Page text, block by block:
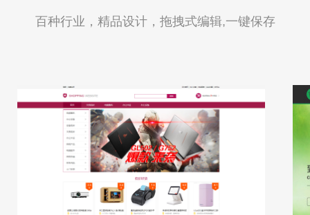
百种行业，精品设计，拖拽式编辑,一键保存